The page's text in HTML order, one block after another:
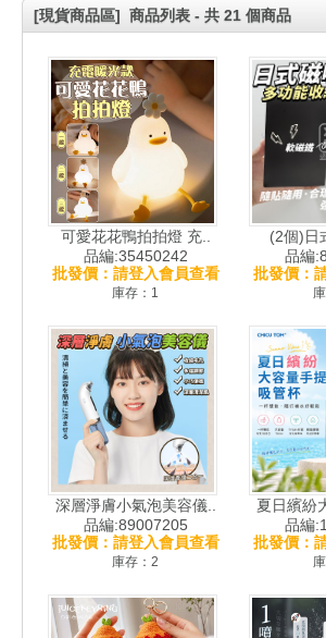
[現貨商品區] 商品列表 - 共 21 個商品
可愛花花鴨拍拍燈 充..
品編:35450242
批發價：請登入會員查看
庫存：1
(2個)日
品編
批發價：
深層淨膚小氣泡美容儀..
品編:89007205
批發價：請登入會員查看
庫存：2
夏日繽紛
品編
批發價：